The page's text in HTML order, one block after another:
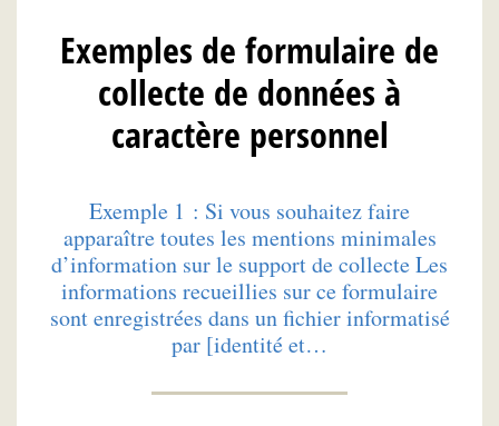
Exemples de formulaire de
collecte de données à
caractère personnel
Exemple 1 : Si vous souhaitez faire
apparaître toutes les mentions minimales
d’information sur le support de collecte Les
informations recueillies sur ce formulaire
sont enregistrées dans un fichier informatisé
par [identité et…